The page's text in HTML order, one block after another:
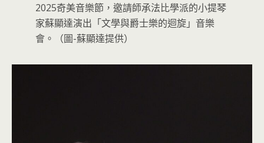
2025奇美音樂節，邀請師承法比學派的小提琴
家蘇顯達演出「文學與爵士樂的迴旋」音樂
會。（圖-蘇顯達提供）